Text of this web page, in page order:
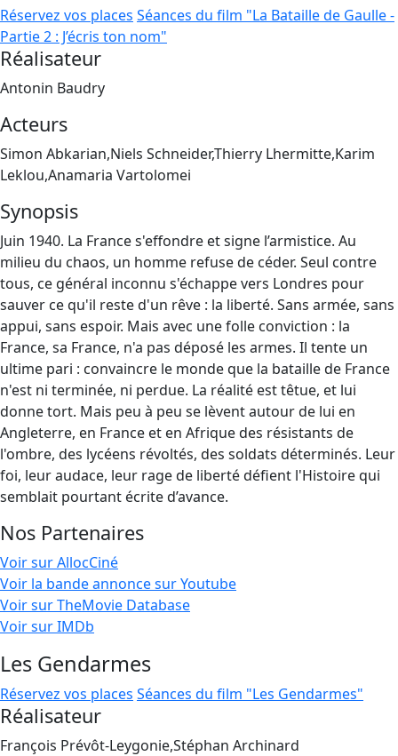
Réservez vos places Séances du film "La Bataille de Gaulle -
Partie 2 : J’écris ton nom"
Réalisateur
Antonin Baudry
Acteurs
Simon Abkarian,Niels Schneider,Thierry Lhermitte,Karim
Leklou,Anamaria Vartolomei
Synopsis
Juin 1940. La France s'effondre et signe l’armistice. Au
milieu du chaos, un homme refuse de céder. Seul contre
tous, ce général inconnu s'échappe vers Londres pour
sauver ce qu'il reste d'un rêve : la liberté. Sans armée, sans
appui, sans espoir. Mais avec une folle conviction : la
France, sa France, n'a pas déposé les armes. Il tente un
ultime pari : convaincre le monde que la bataille de France
n'est ni terminée, ni perdue. La réalité est têtue, et lui
donne tort. Mais peu à peu se lèvent autour de lui en
Angleterre, en France et en Afrique des résistants de
l'ombre, des lycéens révoltés, des soldats déterminés. Leur
foi, leur audace, leur rage de liberté défient l'Histoire qui
semblait pourtant écrite d’avance.
Nos Partenaires
Voir sur AllocCiné
Voir la bande annonce sur Youtube
Voir sur TheMovie Database
Voir sur IMDb
Les Gendarmes
Réservez vos places Séances du film "Les Gendarmes"
Réalisateur
François Prévôt-Leygonie,Stéphan Archinard